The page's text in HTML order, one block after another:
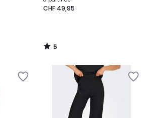
CHF 49,95
5
/